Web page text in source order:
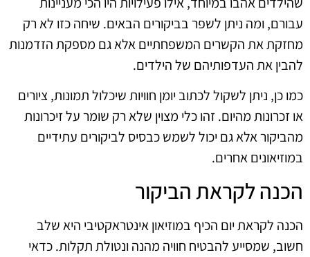
עבורם, ומה ניתן לשפר בביקורים הבאים. שיחה כזו לא רק
מחזקת את הקשרים המשפחתיים אלא גם מספקת הזדמנות
להבין את העדפותיהם של הילדים.
כמו כן, ניתן לשקול לכתוב יומן חוויות שיכלול תמונות, ציורים
או זכרונות מהיום. זהו כלי מצוין שלא רק שומר על זיכרונות
מהביקור אלא גם יכול לשמש כבסיס לביקורים עתידיים
במוזיאונים אחרים.
הכנה לקראת הביקור
הכנה לקראת יום הכיף במוזיאון אינטראקטיבי היא שלב
חשוב, שמסייע להבטיח חוויה מהנה ונטולת תקלות. כדאי